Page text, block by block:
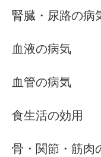
腎臓・尿路の病
血液の病気
血管の病気
食生活の効用
骨・関節・筋肉